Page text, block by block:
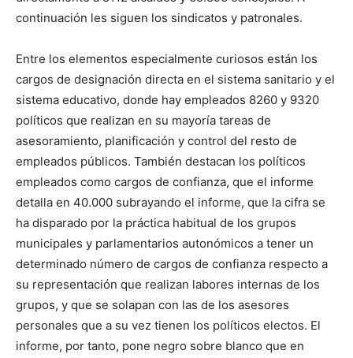
continuación les siguen los sindicatos y patronales.
Entre los elementos especialmente curiosos están los
cargos de designación directa en el sistema sanitario y el
sistema educativo, donde hay empleados 8260 y 9320
políticos que realizan en su mayoría tareas de
asesoramiento, planificación y control del resto de
empleados públicos. También destacan los políticos
empleados como cargos de confianza, que el informe
detalla en 40.000 subrayando el informe, que la cifra se
ha disparado por la práctica habitual de los grupos
municipales y parlamentarios autonómicos a tener un
determinado número de cargos de confianza respecto a
su representación que realizan labores internas de los
grupos, y que se solapan con las de los asesores
personales que a su vez tienen los políticos electos. El
informe, por tanto, pone negro sobre blanco que en